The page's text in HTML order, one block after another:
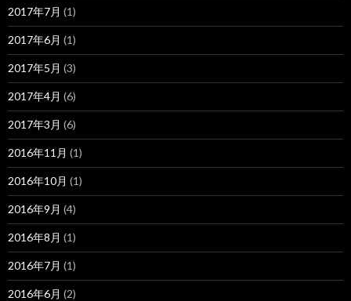
2017年7月 (1)
2017年6月 (1)
2017年5月 (3)
2017年4月 (6)
2017年3月 (6)
2016年11月 (1)
2016年10月 (1)
2016年9月 (4)
2016年8月 (1)
2016年7月 (1)
2016年6月 (2)